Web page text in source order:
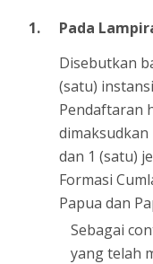
1.
Pada
Disebutkan
(satu)
Pendaftaran
dan 1 (satu)
Formasi
Papua dan
Sebagai
yang telah